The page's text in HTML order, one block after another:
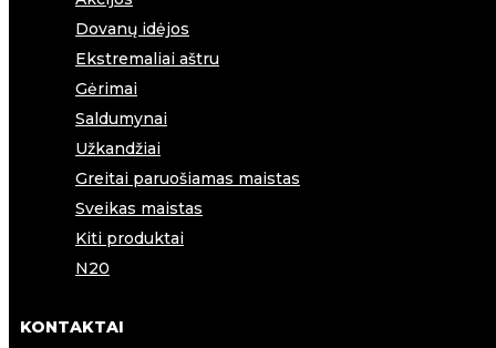
Dovanų idėjos
Ekstremaliai aštru
Gėrimai
Saldumynai
Užkandžiai
Greitai paruošiamas maistas
Sveikas maistas
Kiti produktai
N20
KONTAKTAI